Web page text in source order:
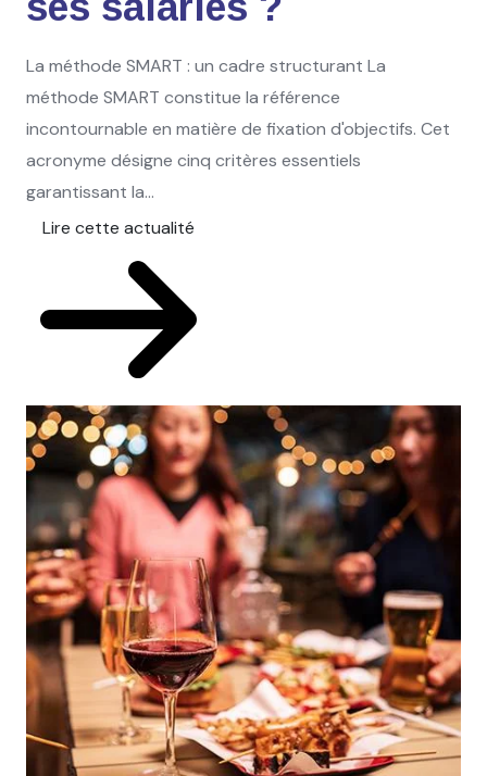
La méthode SMART : un cadre structurant La
méthode SMART constitue la référence
incontournable en matière de fixation d'objectifs. Cet
acronyme désigne cinq critères essentiels
garantissant la...
Lire cette actualité